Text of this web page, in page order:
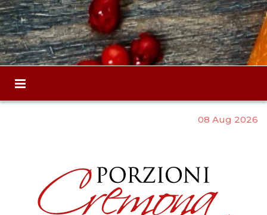
08 Aug 2026